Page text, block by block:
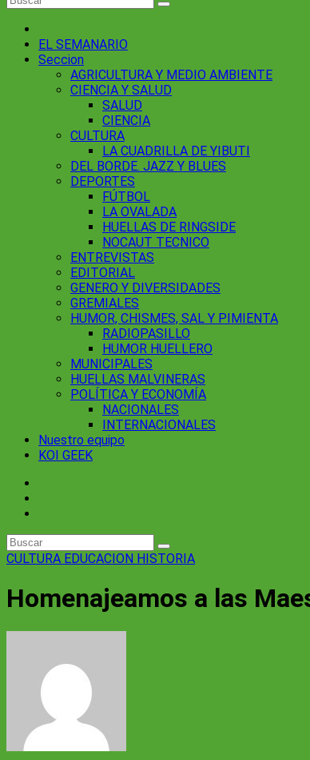
EL SEMANARIO
Seccion
AGRICULTURA Y MEDIO AMBIENTE
CIENCIA Y SALUD
SALUD
CIENCIA
CULTURA
LA CUADRILLA DE YIBUTI
DEL BORDE. JAZZ Y BLUES
DEPORTES
FÚTBOL
LA OVALADA
HUELLAS DE RINGSIDE
NOCAUT TECNICO
ENTREVISTAS
EDITORIAL
GENERO Y DIVERSIDADES
GREMIALES
HUMOR, CHISMES, SAL Y PIMIENTA
RADIOPASILLO
HUMOR HUELLERO
MUNICIPALES
HUELLAS MALVINERAS
POLÍTICA Y ECONOMÍA
NACIONALES
INTERNACIONALES
Nuestro equipo
KOI GEEK
CULTURA EDUCACION HISTORIA
Homenajeamos a las